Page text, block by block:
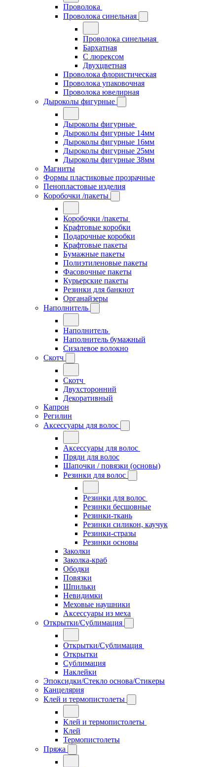
Проволока
Проволока синельная
Проволока синельная
Бархатная
С люрексом
Двухцветная
Проволока флористическая
Проволока упаковочная
Проволока ювелирная
Дыроколы фигурные
Дыроколы фигурные
Дыроколы фигурные 14мм
Дыроколы фигурные 16мм
Дыроколы фигурные 25мм
Дыроколы фигурные 38мм
Магниты
Формы пластиковые прозрачные
Пенопластовые изделия
Коробочки /пакеты
Коробочки /пакеты
Крафтовые коробки
Подарочные коробки
Крафтовые пакеты
Бумажные пакеты
Полиэтиленовые пакеты
Фасовочные пакеты
Курьерские пакеты
Резинки для банкнот
Органайзеры
Наполнитель
Наполнитель
Наполнитель бумажный
Сизалевое волокно
Скотч
Скотч
Двухсторонний
Декоративный
Капрон
Регилин
Аксессуары для волос
Аксессуары для волос
Пряди для волос
Шапочки / повязки (основы)
Резинки для волос
Резинки для волос
Резинки бесшовные
Резинки-ткань
Резинки силикон, каучук
Резинки-стразы
Резинки основы
Заколки
Заколка-краб
Ободки
Повязки
Шпильки
Невидимки
Меховые наушники
Аксессуары из меха
Открытки/Сублимация
Открытки/Сублимация
Открытки
Сублимация
Наклейки
Эпоксидки/Стекло основа/Стикеры
Канцелярия
Клей и термопистолеты
Клей и термопистолеты
Клей
Термопистолеты
Пряжа